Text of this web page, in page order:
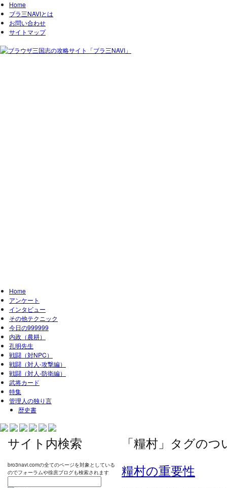
Home
ブラ三NAVIとは
お問い合わせ
サイトマップ
Home
アンケート
インタビュー
その他テクニック
今日の999999
内政（農耕）
孔明先生
戦闘（対NPC）
戦闘（対人-攻撃編）
戦闘（対人-防衛編）
武将カード
特集
管理人の独り言
歴史書
サイト内検索
bro3navi.comの全てのページを対象としている
のでフォーラムや徐庶ブログも検索されます
「糧村」タグの
糧村の重要性